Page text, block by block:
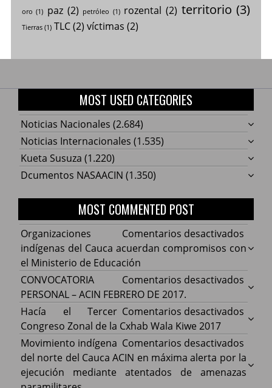
oro (1) paz (2) petróleo (1) rozental (2) territorio (3)
Tierras(1) TLC(2) víctimas (2)
MOST USED CATEGORIES
Noticias Nacionales (2.684)
Noticias Internacionales (1.535)
Kueta Susuza (1.220)
Dcumentos NASAACIN (1.350)
MOST COMMENTED POST
Comentarios desactivados
Cauca
con
de
Organizaciones
indígenas del Cauca acuerdan compromisos con
el Ministerio de Educación
Comentarios desactivados
ACIN
DE
CONVOCATORIA
PERSONAL – ACIN FEBRERO DE 2017.
Comentarios desactivados
Hacía
Hacía el Tercer
Congreso Zonal de la Cxhab Wala Kiwe 2017
Comentarios desactivados
Movimiento indígena
del norte del Cauca ACIN en máxima alerta por la
ejecución mediante atentados de amenazas